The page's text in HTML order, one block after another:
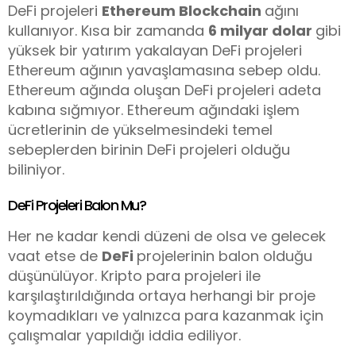
DeFi projeleri Ethereum Blockchain ağını
kullanıyor. Kısa bir zamanda 6 milyar dolar gibi
yüksek bir yatırım yakalayan DeFi projeleri
Ethereum ağının yavaşlamasına sebep oldu.
Ethereum ağında oluşan DeFi projeleri adeta
kabına sığmıyor. Ethereum ağındaki işlem
ücretlerinin de yükselmesindeki temel
sebeplerden birinin DeFi projeleri olduğu
biliniyor.
DeFi Projeleri Balon Mu?
Her ne kadar kendi düzeni de olsa ve gelecek
vaat etse de DeFi projelerinin balon olduğu
düşünülüyor. Kripto para projeleri ile
karşılaştırıldığında ortaya herhangi bir proje
koymadıkları ve yalnızca para kazanmak için
çalışmalar yapıldığı iddia ediliyor.